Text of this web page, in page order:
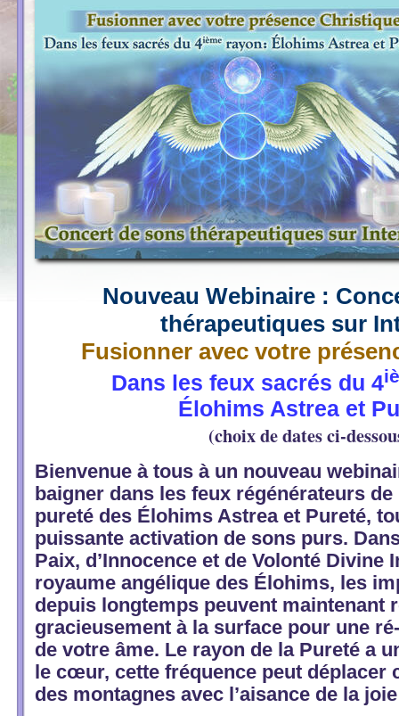
Nouveau Webinaire :
thérapeutiques sur
Fusionner avec votre
Dans les feux sacrés du 4
Élohims Astrea et
(choix de dates ci-
Bienvenue à tous à un nouveau
baigner dans les feux régénérateurs
pureté des Élohims Astrea et Pureté,
puissante activation de sons purs.
Paix, d’Innocence et de Volonté Divine
royaume angélique des Élohims, les
depuis longtemps peuvent maintenant
gracieusement à la surface pour une
de votre âme. Le rayon de la Pureté a
le cœur, cette fréquence peut déplacer
des montagnes avec l’aisance de la